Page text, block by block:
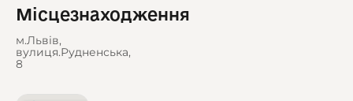
Місцезнаходження
м.Львів,
вулиця.Рудненська,
8